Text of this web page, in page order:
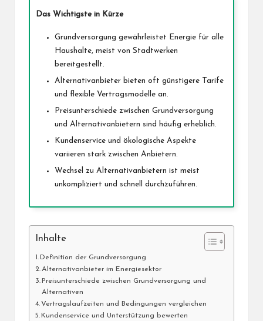
Das Wichtigste in Kürze
Grundversorgung gewährleistet Energie für alle
Haushalte, meist von Stadtwerken
bereitgestellt.
Alternativanbieter bieten oft günstigere Tarife
und flexible Vertragsmodelle an.
Preisunterschiede zwischen Grundversorgung
und Alternativanbietern sind häufig erheblich.
Kundenservice und ökologische Aspekte
variieren stark zwischen Anbietern.
Wechsel zu Alternativanbietern ist meist
unkompliziert und schnell durchzuführen.
Inhalte
Definition der Grundversorgung
Alternativanbieter im Energiesektor
Preisunterschiede zwischen Grundversorgung und
Alternativen
Vertragslaufzeiten und Bedingungen vergleichen
Kundenservice und Unterstützung bewerten